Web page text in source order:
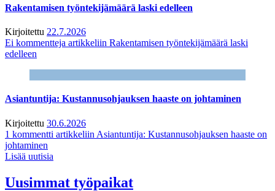
Rakentamisen työntekijämäärä laski edelleen
Kirjoitettu 22.7.2026
Ei kommentteja artikkeliin Rakentamisen työntekijämäärä laski
edelleen
Asiantuntija: Kustannusohjauksen haaste on johtaminen
Kirjoitettu 30.6.2026
1 kommentti artikkeliin Asiantuntija: Kustannusohjauksen haaste on
johtaminen
Lisää uutisia
Uusimmat työpaikat